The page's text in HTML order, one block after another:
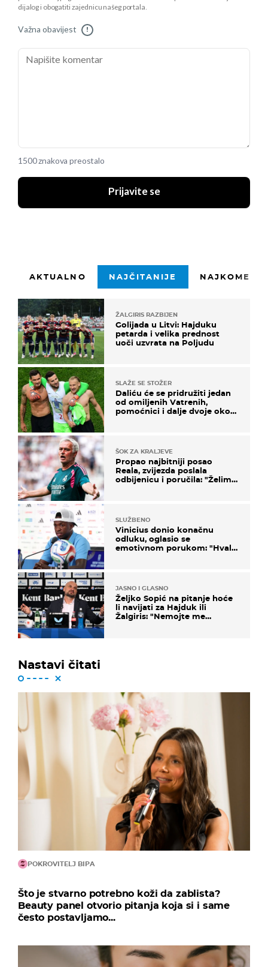
dijalog i obogatiti zajednicu našeg portala.
Važna obavijest !
1500 znakova preostalo
Prijavite se
AKTUALNO NAJČITANIJE
ŽALGIRIS RAZBIJEN
Golijada u Litvi: Hajduku
petarda i velika prednost
uoči uzvrata na Poljudu
SLAŽE SE STOŽER
Daliću će se pridružiti jedan
od omiljenih Vatrenih,
pomoćnici i dalje dvoje oko
ŠOK ZA KRALJEVE
Propao najbitniji posao
Reala, zvijezda poslala
odbijenicu i poručila: "Želim
SLUŽBENO
Vinicius donio konačnu
odluku, oglasio se
emotivnom porukom: "Hvala
JASNO I GLASNO
Željko Sopić na pitanje hoće
li navijati za Hajduk ili
Žalgiris: "Nemojte me
Nastavi čitati
POKROVITELJ BIPA
Što je stvarno potrebno koži da zablista?
Beauty panel otvorio pitanja koja si i same
često postavljamo...